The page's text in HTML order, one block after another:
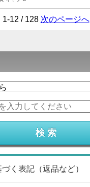
1-12 / 128 次のページへ
く表記（返品など）